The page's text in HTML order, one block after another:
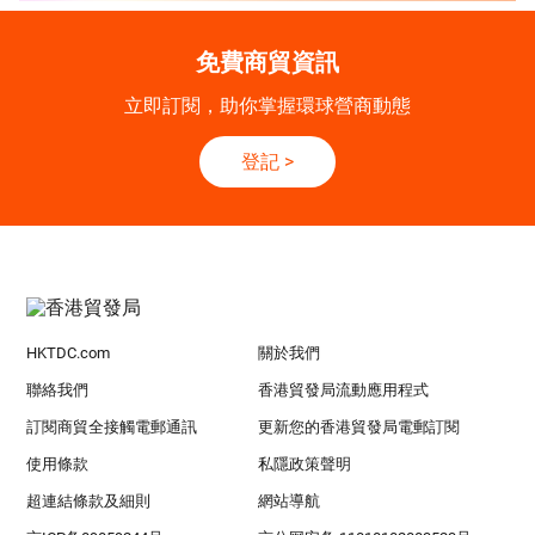
免費商貿資訊
立即訂閱，助你掌握環球營商動態
登記 >
HKTDC.com 關於我們
聯絡我們 香港貿發局流動應用程式
訂閱商貿全接觸電郵通訊 更新您的香港貿發局電郵訂閱
使用條款 私隱政策聲明
超連結條款及細則 網站導航